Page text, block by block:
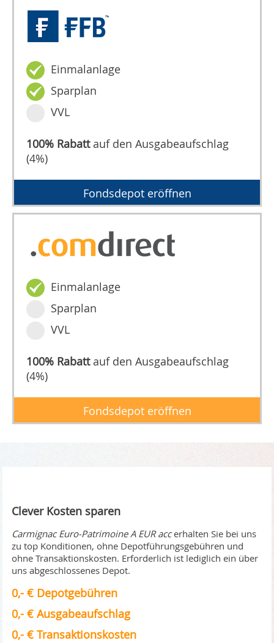
Einmalanlage
Sparplan
VVL
100% Rabattauf den Ausgabeaufschlag
(4%)
Fondsdepot eröffnen
Einmalanlage
Sparplan
VVL
100% Rabattauf den Ausgabeaufschlag
(4%)
Fondsdepot eröffnen
Clever Kosten sparen
Carmignac Euro-Patrimoine A EUR accerhalten Sie bei uns
zu top Konditionen, ohne Depotführungsgebühren und
ohne Transaktionskosten. Erforderlich ist lediglich ein über
uns abgeschlossenes Depot.
0,- € Depotgebühren
0,- € Ausgabeaufschlag
0,- € Transaktionskosten